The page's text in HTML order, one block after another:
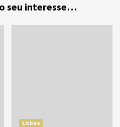
seu interesse…
Lisboa